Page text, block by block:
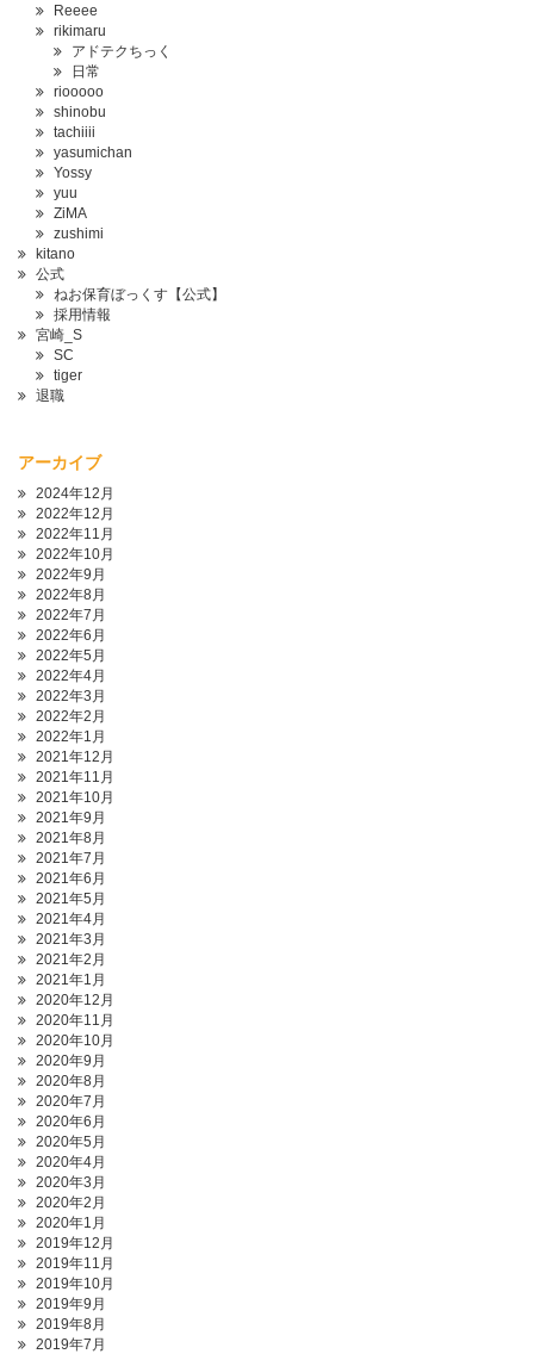
Reeee
rikimaru
アドテクちっく
日常
riooooo
shinobu
tachiiii
yasumichan
Yossy
yuu
ZiMA
zushimi
kitano
公式
ねお保育ぼっくす【公式】
採用情報
宮崎_S
SC
tiger
退職
アーカイブ
2024年12月
2022年12月
2022年11月
2022年10月
2022年9月
2022年8月
2022年7月
2022年6月
2022年5月
2022年4月
2022年3月
2022年2月
2022年1月
2021年12月
2021年11月
2021年10月
2021年9月
2021年8月
2021年7月
2021年6月
2021年5月
2021年4月
2021年3月
2021年2月
2021年1月
2020年12月
2020年11月
2020年10月
2020年9月
2020年8月
2020年7月
2020年6月
2020年5月
2020年4月
2020年3月
2020年2月
2020年1月
2019年12月
2019年11月
2019年10月
2019年9月
2019年8月
2019年7月